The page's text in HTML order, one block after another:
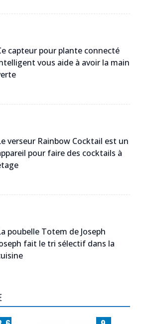
capteur pour plante connecté
vous aide à avoir la main
verseur Rainbow Cocktail est un
pour faire des cocktails à
poubelle Totem de Joseph
fait le tri sélectif dans la